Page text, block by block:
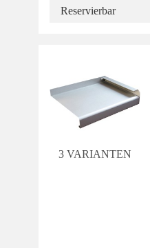
Reservierbar
3 VARIANTEN